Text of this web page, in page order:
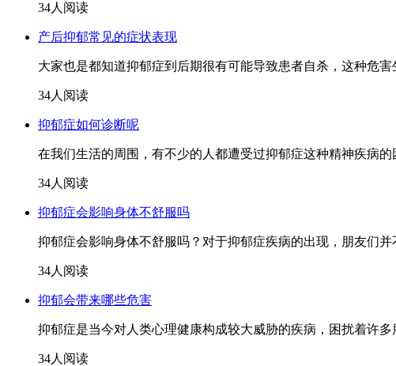
34人阅读
产后抑郁常见的症状表现
大家也是都知道抑郁症到后期很有可能导致患者自杀，这种危
34人阅读
抑郁症如何诊断呢
在我们生活的周围，有不少的人都遭受过抑郁症这种精神疾病
34人阅读
抑郁症会影响身体不舒服吗
抑郁症会影响身体不舒服吗？对于抑郁症疾病的出现，朋友们
34人阅读
抑郁会带来哪些危害
抑郁症是当今对人类心理健康构成较大威胁的疾病，困扰着许
34人阅读